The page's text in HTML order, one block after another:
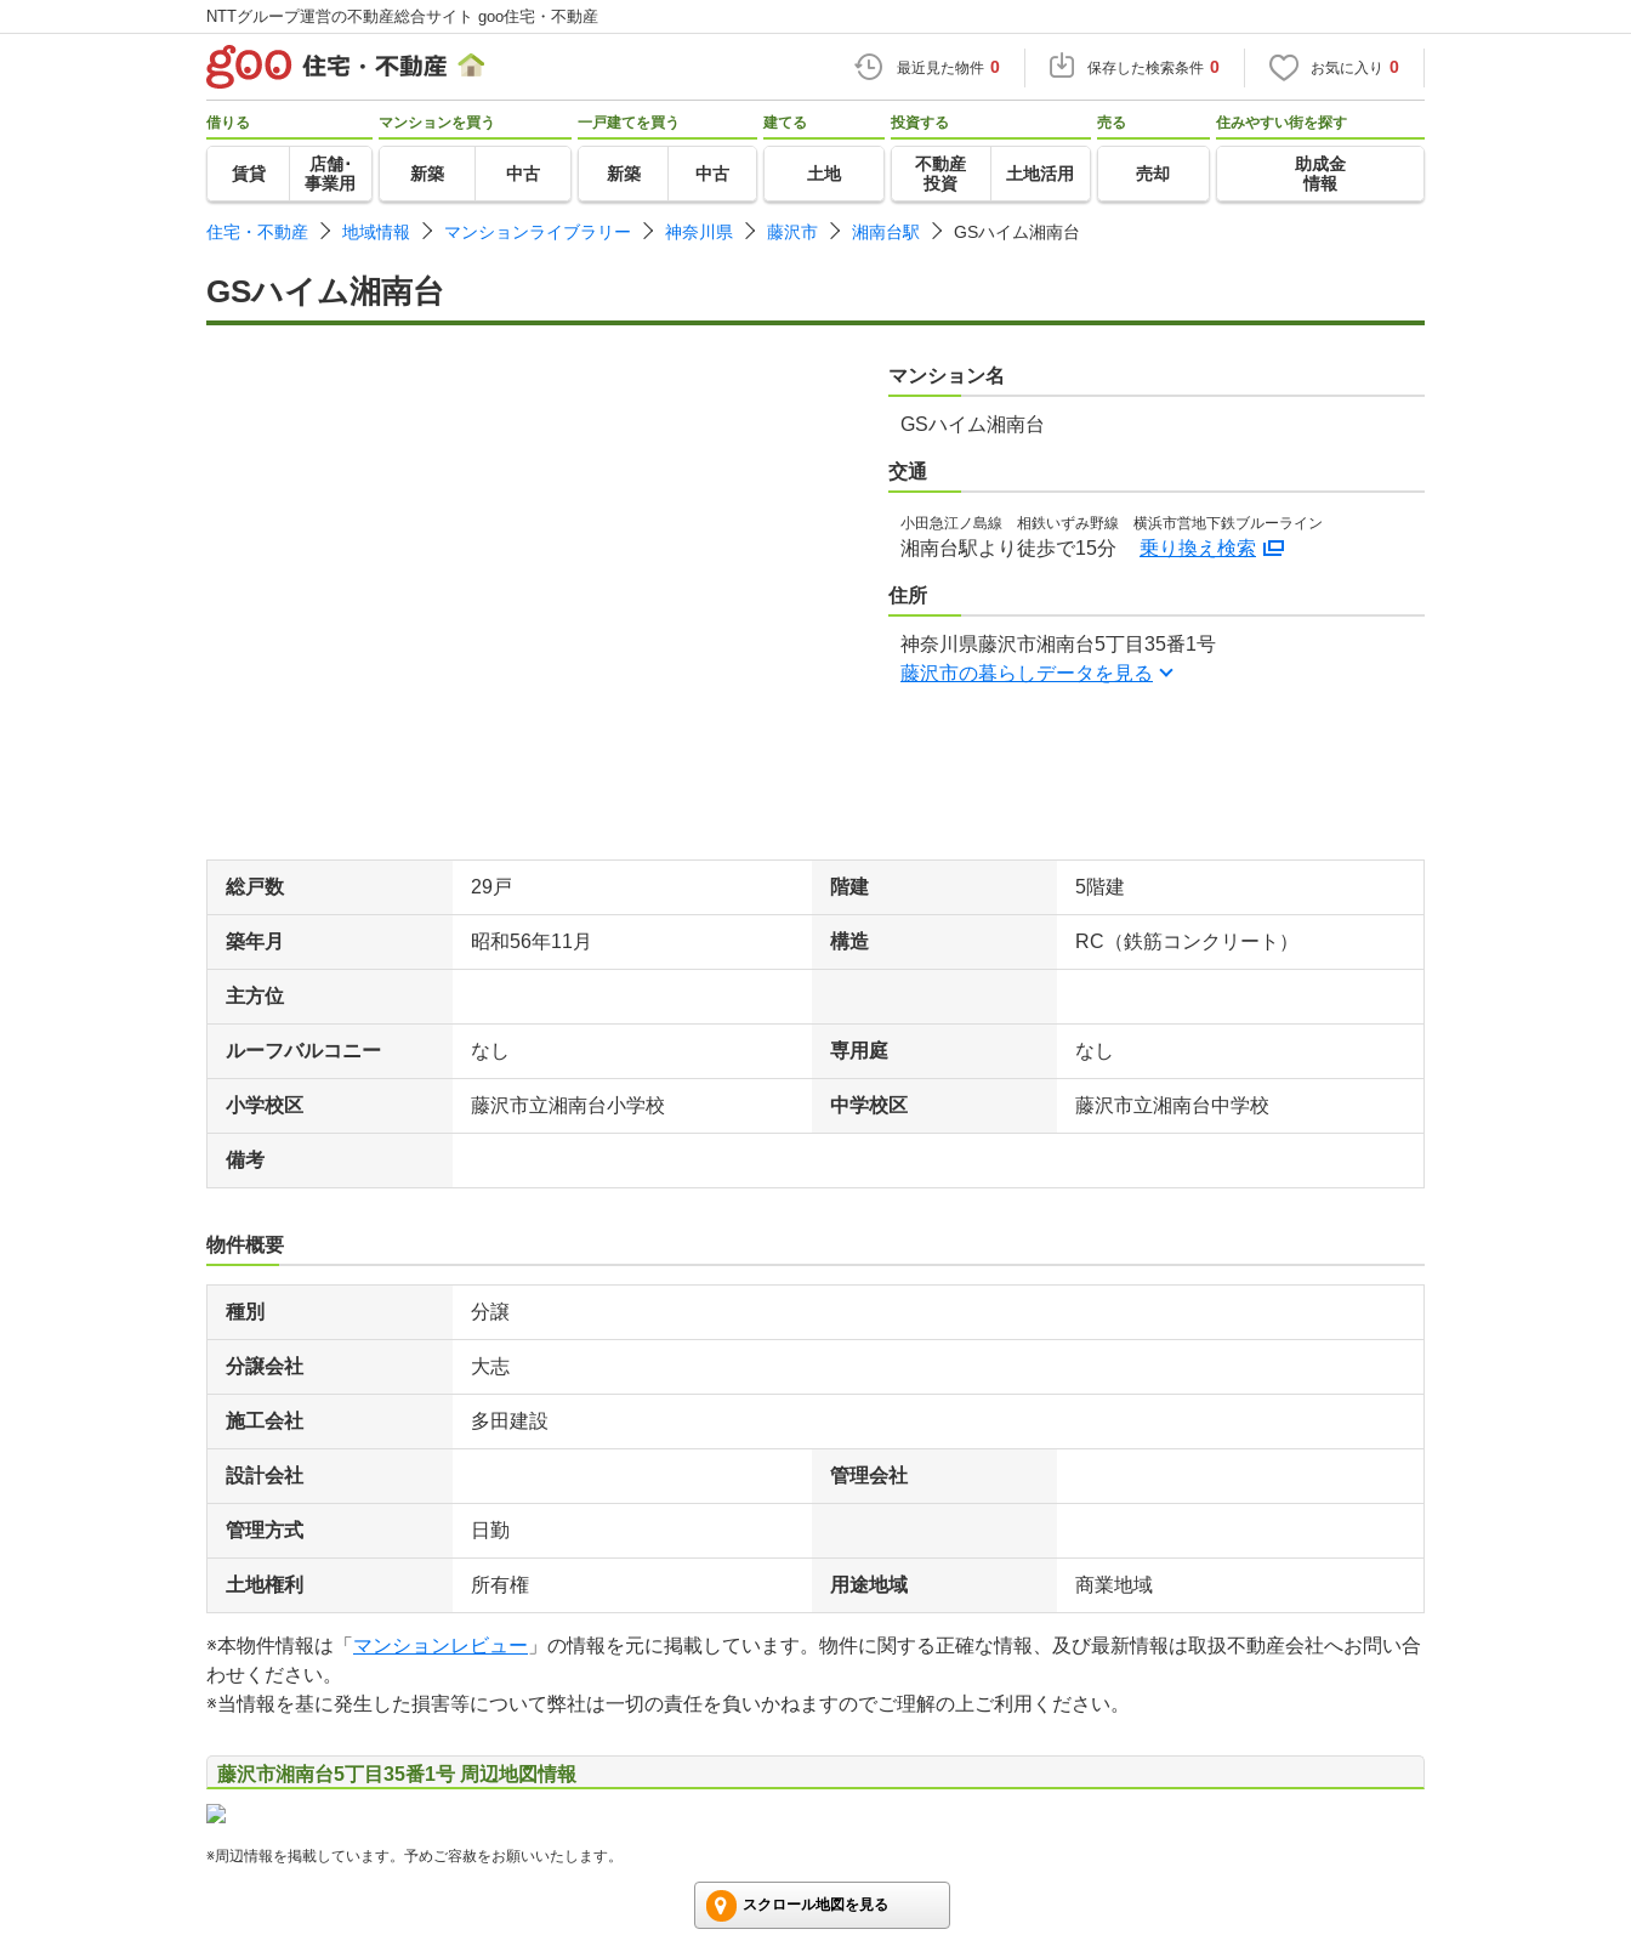
NTTグループ運営の不動産総合サイト goo住宅・不動産
最近見た物件 0 保存した検索条件 0 お気に入り 0
借りる
賃貸
店舗･
事業用
マンションを買う
新築 中古
一戸建てを買う
新築 中古
建てる
土地
投資する
不動産
投資
土地活用
売る
売却
住みやすい街を探す
助成金
情報
住宅・不動産 地域情報 マンションライブラリー 神奈川県 藤沢市 湘南台駅 GSハイム湘南台
GSハイム湘南台
マンション名
GSハイム湘南台
交通
小田急江ノ島線 相鉄いずみ野線 横浜市営地下鉄ブルーライン
湘南台駅より徒歩で15分 乗り換え検索
住所
神奈川県藤沢市湘南台5丁目35番1号
藤沢市の暮らしデータを見る
総戸数 29戸 階建 5階建
築年月 昭和56年11月 構造 RC（鉄筋コンクリート）
主方位
ルーフバルコニー なし 専用庭 なし
小学校区 藤沢市立湘南台小学校 中学校区 藤沢市立湘南台中学校
備考
物件概要
種別 分譲
分譲会社 大志
施工会社 多田建設
設計会社 管理会社
管理方式 日勤
土地権利 所有権 用途地域 商業地域
※本物件情報は「 マンションレビュー 」の情報を元に掲載しています。物件に関する正確な情報、及び最新情報は取扱不動産会社へお問い合
わせください。
※当情報を基に発生した損害等について弊社は一切の責任を負いかねますのでご理解の上ご利用ください。
藤沢市湘南台5丁目35番1号 周辺地図情報
※周辺情報を掲載しています。予めご容赦をお願いいたします。
スクロール地図を見る